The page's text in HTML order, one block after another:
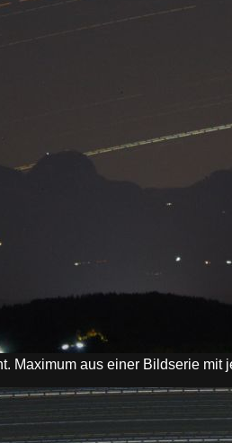
Maximum aus einer Bildserie